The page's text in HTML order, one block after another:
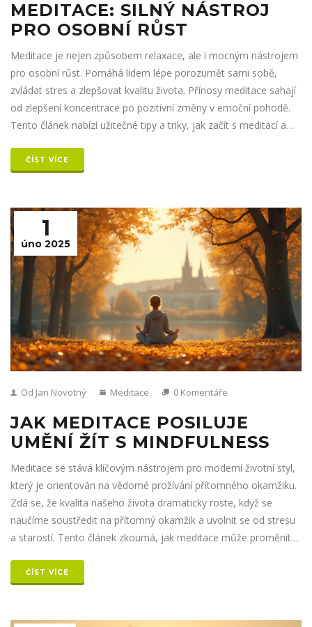
MEDITACE: SILNÝ NÁSTROJ
PRO OSOBNÍ RŮST
Meditace je nejen způsobem relaxace, ale i mocným nástrojem
pro osobní růst. Pomáhá lidem lépe porozumět sami sobě,
zvládat stres a zlepšovat kvalitu života. Přínosy meditace sahají
od zlepšení koncentrace po pozitivní změny v emoční pohodě.
Tento článek nabízí užitečné tipy a triky, jak začít s meditací a
ČÍST VÍCE
1
úno 2025
Od Jan Novotný Meditace 0 Komentáře
JAK MEDITACE POSILUJE
UMĚNÍ ŽÍT S MINDFULNESS
Meditace se stává klíčovým nástrojem pro moderní životní styl,
který je orientován na vědomé prožívání přítomného okamžiku.
Zdá se, že kvalita našeho života dramaticky roste, když se
naučíme soustředit na přítomný okamžik a uvolnit se od stresu
a starostí. Tento článek zkoumá, jak meditace může proměnit
každodenní život. Odhalíme její výhody a nabídneme praktické
tipy pro začátečníky i pokročilé. Vstupte s námi do světa
ČÍST VÍCE